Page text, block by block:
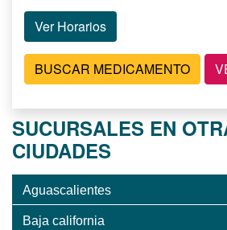
Ver Horarios
BUSCAR MEDICAMENTO
SUCURSALES EN
CIUDADES
Aguascalientes
Baja california